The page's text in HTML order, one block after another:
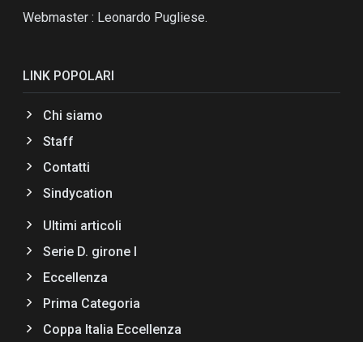
Webmaster : Leonardo Pugliese.
LINK POPOLARI
Chi siamo
Staff
Contatti
Sindycation
Ultimi articoli
Serie D. girone I
Eccellenza
Prima Categoria
Coppa Italia Eccellenza